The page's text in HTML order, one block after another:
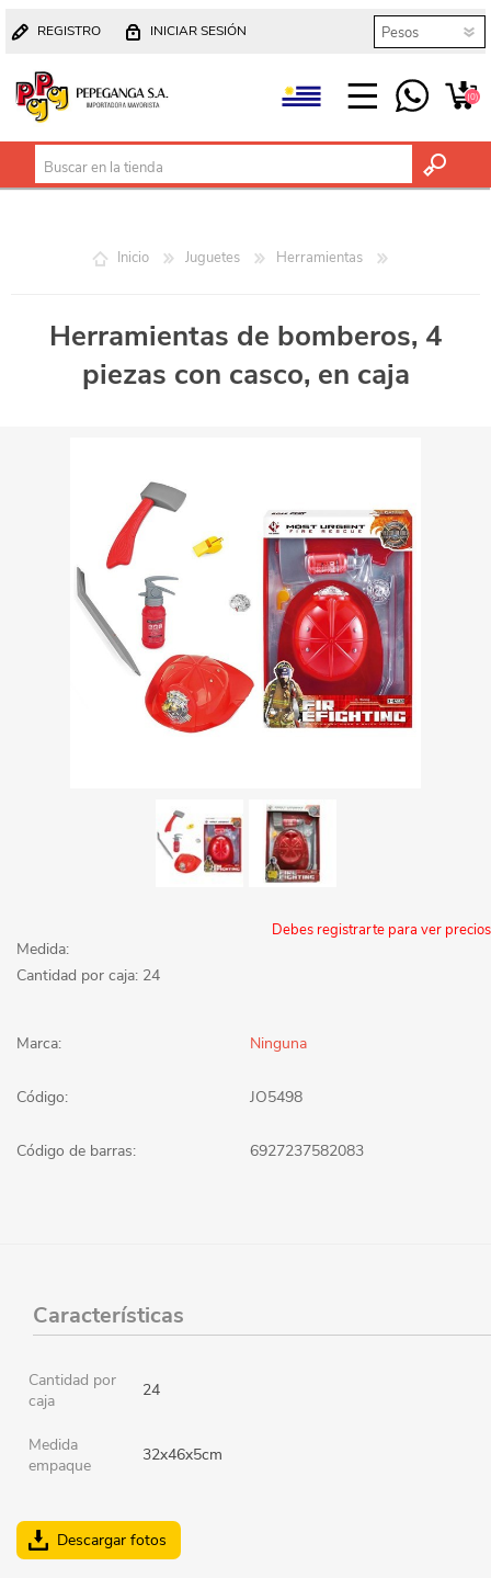
REGISTRO INICIAR SESIÓN
(0)
Inicio Juguetes Herramientas
Herramientas de bomberos, 4
piezas con casco, en caja
Debes registrarte para ver precios
Medida:
Cantidad por caja: 24
Marca: Ninguna
Código: JO5498
Código de barras: 6927237582083
Características
Cantidad por
caja
24
Medida
empaque
32x46x5cm
Descargar fotos